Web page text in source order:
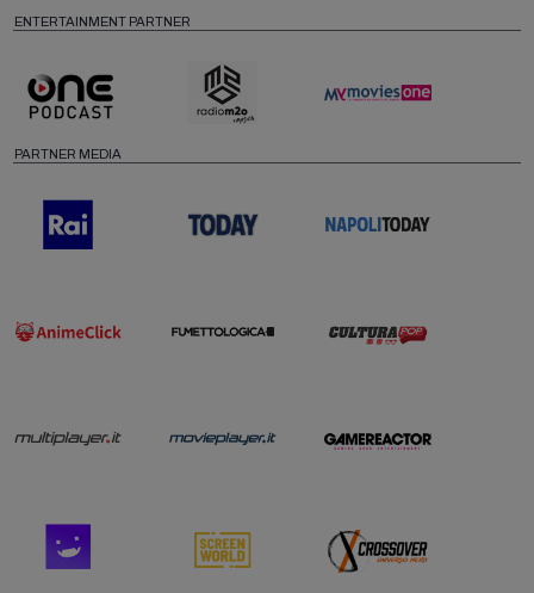
ENTERTAINMENT PARTNER
PARTNER MEDIA